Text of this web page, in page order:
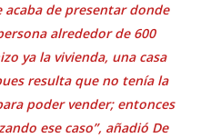
acaba de presentar donde
alrededor de 600
ya la vivienda, una casa
resulta que no tenía la
poder vender; entonces
ese caso”, añadió De